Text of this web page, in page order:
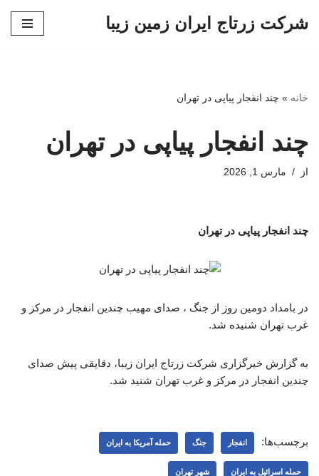
شرکت زرتاج ایران زمین زیبا
خانه » چند انفجار پیاپی در تهران
چند انفجار پیاپی در تهران
از مارس 1, 2026
چند انفجار پیاپی در تهران
در بامداد دومین روز از جنگ ، صدای مهیب چندین انفجار در مرکز و
غرب تهران شنیده شد.
به گزارش خبرگزاری شرکت زرتاج ایران زیبا، دقایقی پیش صدای
چندین انفجار در مرکز و غرب تهران شنید شد.
برچسب‌ها: انفجار جنگ حمله آمریکا به ایران
حمله اسرائیل به ایران شهر تهران